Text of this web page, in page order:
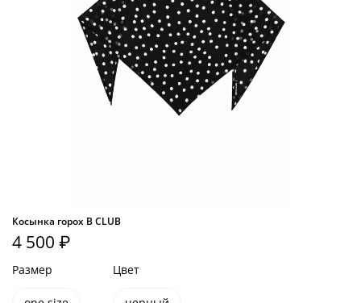
Косынка горох B CLUB
4 500 ₽
Размер Цвет